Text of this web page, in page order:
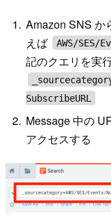
Amazon SNS か
えば
AWS/
記のクエリを実
SubscribeURL
Message 中の
アクセスする